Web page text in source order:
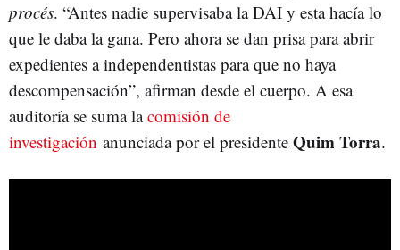
procés. “Antes nadie supervisaba la DAI y esta hacía lo
que le daba la gana. Pero ahora se dan prisa para abrir
expedientes a independentistas para que no haya
descompensación”, afirman desde el cuerpo. A esa
auditoría se suma lacomisión de
investigación anunciada por el presidente Quim Torra.